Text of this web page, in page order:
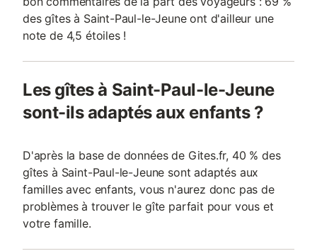
des gîtes à Saint-Paul-le-Jeune ont d'ailleur une
note de 4,5 étoiles !
Les gîtes à Saint-Paul-le-Jeune
sont-ils adaptés aux enfants ?
D'après la base de données de Gites.fr, 40 % des
gîtes à Saint-Paul-le-Jeune sont adaptés aux
familles avec enfants, vous n'aurez donc pas de
problèmes à trouver le gîte parfait pour vous et
votre famille.